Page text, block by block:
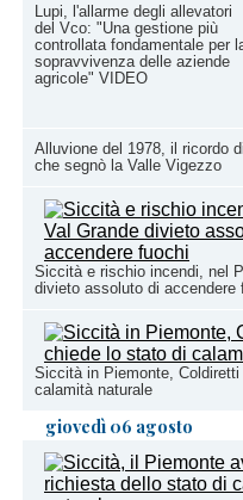
Lupi, l'allarme degli allevatori
del Vco: "Una gestione più
controllata fondamentale per
sopravvivenza delle aziende
agricole" VIDEO
Alluvione del 1978, il ricordo
che segnò la Valle Vigezzo
Siccità e rischio incendi, nel
divieto assoluto di accendere
Siccità in Piemonte,
calamità naturale
giovedì 06 agosto